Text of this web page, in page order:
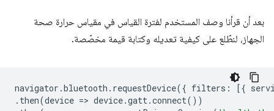
بعد أن قرأنا وصف المستخدم لفترة القياس في مقياس حرارة صحة
الجهاز، لنطّلع على كيفية تعديله وكتابة قيمة مخصّصة.
navigator .bluetooth . requestDevice({ filters : [{
. then(device => device.gatt.connect())